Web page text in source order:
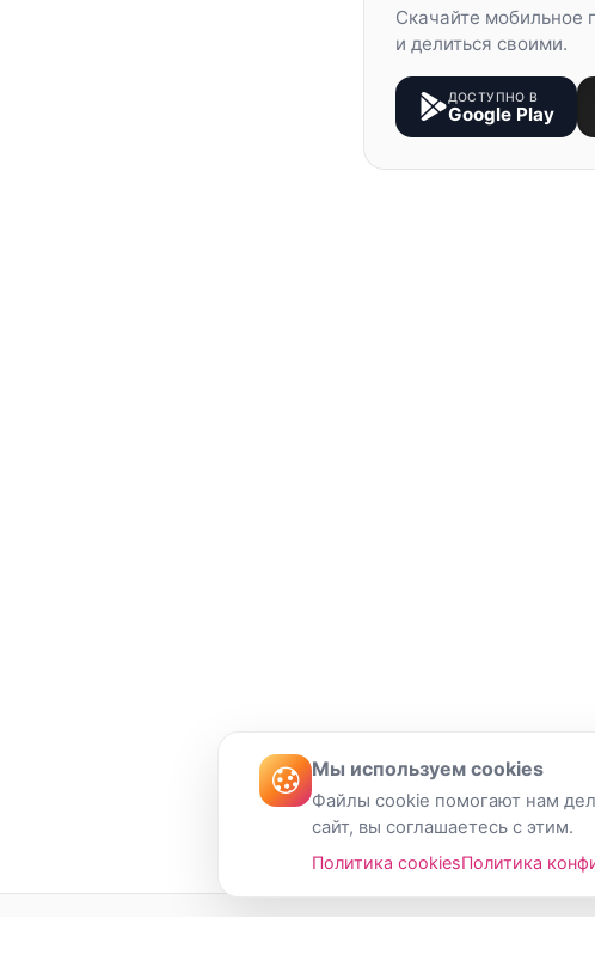
Скачайте мобильное
и делиться своими.
ДОСТУПНО В
Google Play
Мы используем cookies
Файлы cookie помогают нам
сайт, вы соглашаетесь с этим.
Политика cookiesПолитика